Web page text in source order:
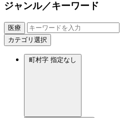
ジャンル／キーワード
医療
カテゴリ選択
町村字 指定なし